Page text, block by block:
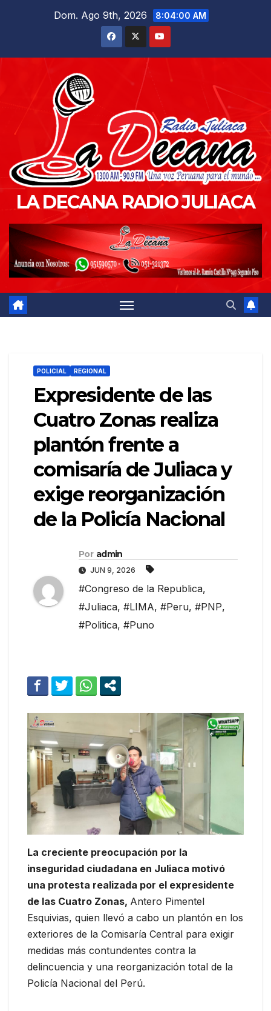
Dom. Ago 9th, 2026 8:04:01 AM
LA DECANA RADIO JULIACA
POLICIAL REGIONAL
Expresidente de las
Cuatro Zonas realiza
plantón frente a
comisaría de Juliaca y
exige reorganización
de la Policía Nacional
Por admin
JUN 9, 2026
#Congreso de la Republica,
#Juliaca, #LIMA, #Peru, #PNP,
#Politica, #Puno
La creciente preocupación por la
inseguridad ciudadana en Juliaca motivó
una protesta realizada por el expresidente
de las Cuatro Zonas, Antero Pimentel
Esquivias, quien llevó a cabo un plantón en los
exteriores de la Comisaría Central para exigir
medidas más contundentes contra la
delincuencia y una reorganización total de la
Policía Nacional del Perú.